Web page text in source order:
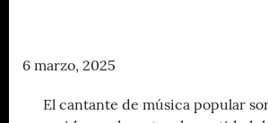
6 marzo, 2025
El cantante de música popular